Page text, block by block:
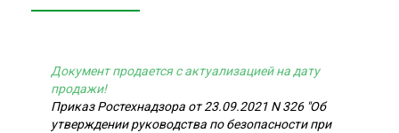
Документ продается с актуализацией на дату
продажи!
Приказ Ростехнадзора от 23.09.2021 N 326 "Об
утверждении руководства по безопасности при